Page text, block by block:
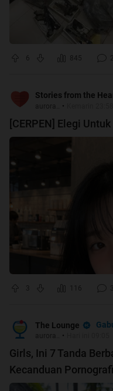
6 845
Stories from the
aurora.. •
[CERPEN] Elegi Untuk
3 116 3
The Lounge
aurora.. •
Girls, Ini 7 Tanda
Kecanduan